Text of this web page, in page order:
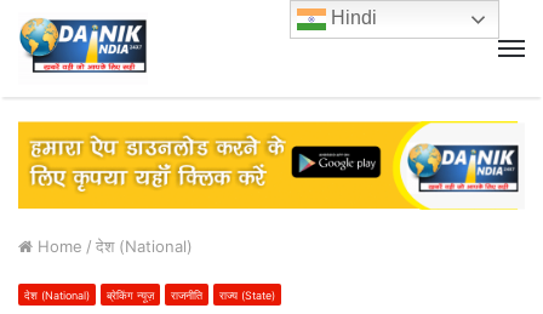
Home / देश (National)
देश (National) ब्रेकिंग न्यूज़ राजनीति राज्य (State)
Hindi